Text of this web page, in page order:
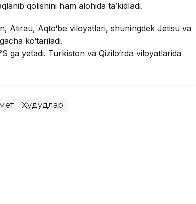
qolishini ham alohida ta’kidladi.
Atirau, Aqto‘be viloyatlari, shuningdek Jetisu va
ko‘tariladi.
ga yetadi. Turkiston va Qizilo‘rda viloyatlarida
Ҳудудлар